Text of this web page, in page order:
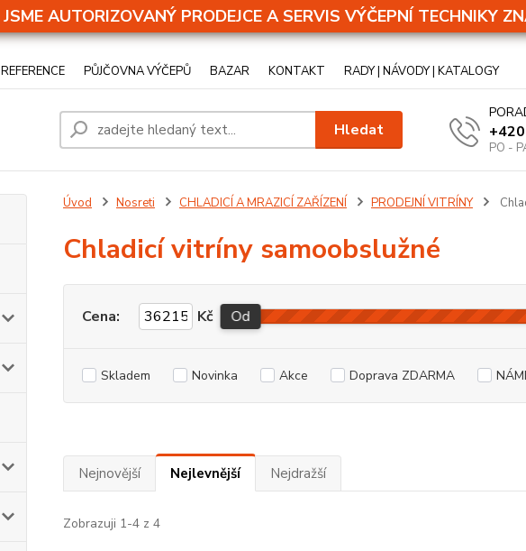
JSME AUTORIZOVANÝ PRODEJCE A SERVIS VÝČEPNÍ TECHNIKY
REFERENCE PŮJČOVNA VÝČEPŮ BAZAR KONTAKT RADY | NÁVODY | KATALOGY
Hledat
PO -
Úvod Nosreti CHLADICÍ A MRAZICÍ ZAŘÍZENÍ PRODEJNÍ VITRÍNY
Chladicí vitríny samoobslužné
Cena: Kč Od
Skladem Novinka Akce Doprava ZDARMA
Nejnovější Nejlevnější Nejdražší
Zobrazuji 1-4 z 4